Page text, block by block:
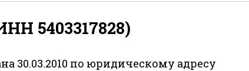
5403317828)
30.03.2010 по юридическому адресу